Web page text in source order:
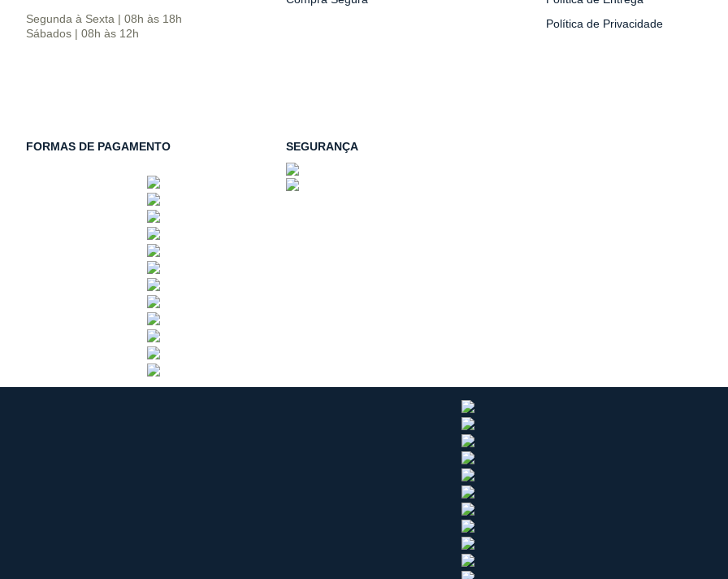
Segunda à Sexta | 08h às 18h
Sábados | 08h às 12h
Política de Privacidade
FORMAS DE PAGAMENTO SEGURANÇA